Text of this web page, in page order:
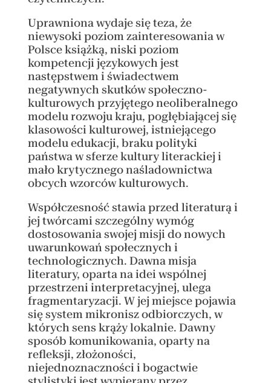
Uprawniona wydaje się teza, że
niewysoki poziom zainteresowania w
Polsce książką, niski poziom
kompetencji językowych jest
następstwem i świadectwem
negatywnych skutków społeczno-
kulturowych przyjętego neoliberalnego
modelu rozwoju kraju, pogłębiającej się
klasowości kulturowej, istniejącego
modelu edukacji, braku polityki
państwa w sferze kultury literackiej i
mało krytycznego naśladownictwa
obcych wzorców kulturowych.
Współczesność stawia przed literaturą i
jej twórcami szczególny wymóg
dostosowania swojej misji do nowych
uwarunkowań społecznych i
technologicznych. Dawna misja
literatury, oparta na idei wspólnej
przestrzeni interpretacyjnej, ulega
fragmentaryzacji. W jej miejsce pojawia
się system mikronisz odbiorczych, w
których sens krąży lokalnie. Dawny
sposób komunikowania, oparty na
refleksji, złożoności,
niejednoznaczności i bogactwie